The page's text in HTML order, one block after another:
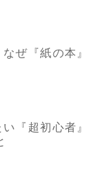
ぜ『紙の本』
『超初心者』